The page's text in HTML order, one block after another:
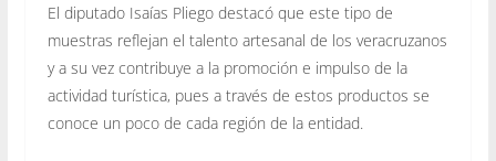
El diputado Isaías Pliego destacó que este tipo de
muestras reflejan el talento artesanal de los veracruzanos
y a su vez contribuye a la promoción e impulso de la
actividad turística, pues a través de estos productos se
conoce un poco de cada región de la entidad.